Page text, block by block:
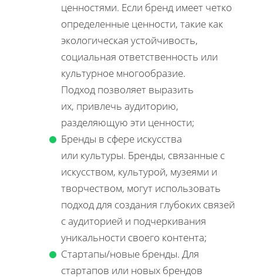
ценностями. Если бренд имеет четко
определенные ценности, такие как
экологическая устойчивость,
социальная ответственность или
культурное многообразие.
Подход позволяет выразить
их, привлечь аудиторию,
разделяющую эти ценности;
Бренды в сфере искусства
или культуры. Бренды, связанные с
искусством, культурой, музеями и
творчеством, могут использовать
подход для создания глубоких связей
с аудиторией и подчеркивания
уникальности своего контента;
Стартапы/новые бренды. Для
стартапов или новых брендов